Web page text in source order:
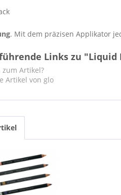
. Mit dem präzisen Applikator
Links zu "Liquid
zum Artikel?
Artikel von glo